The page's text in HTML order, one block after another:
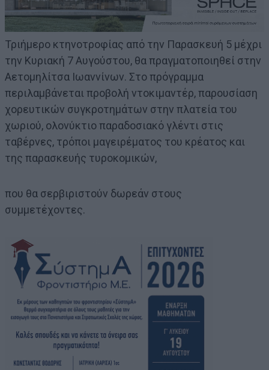
Τριήμερο κτηνοτροφίας από την Παρασκευή 5 μέχρι
την Κυριακή 7 Αυγούστου, θα πραγματοποιηθεί στην
Αετομηλίτσα Ιωαννίνων. Στο πρόγραμμα
περιλαμβάνεται προβολή ντοκιμαντέρ, παρουσίαση
χορευτικών συγκροτημάτων στην πλατεία του
χωριού, ολονύκτιο παραδοσιακό γλέντι στις
ταβέρνες, τρόποι μαγειρέματος του κρέατος και
της παρασκευής τυροκομικών,
που θα σερβιριστούν δωρεάν στους
συμμετέχοντες.